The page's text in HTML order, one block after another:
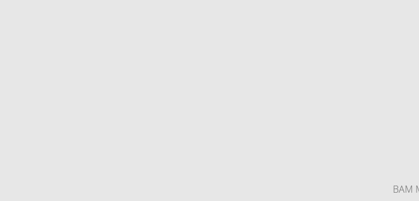
ВАМ